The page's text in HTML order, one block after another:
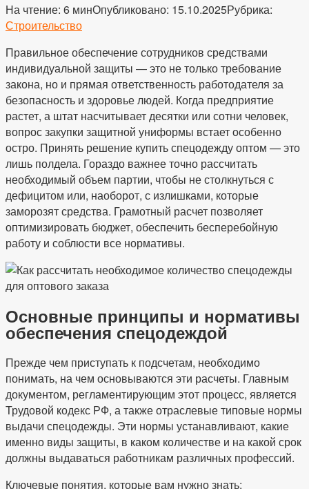
На чтение: 6 минОпубликовано: 15.10.2025Рубрика:
Строительство
Правильное обеспечение сотрудников средствами
индивидуальной защиты — это не только требование
закона, но и прямая ответственность работодателя за
безопасность и здоровье людей. Когда предприятие
растет, а штат насчитывает десятки или сотни человек,
вопрос закупки защитной униформы встает особенно
остро. Принять решение купить спецодежду оптом — это
лишь полдела. Гораздо важнее точно рассчитать
необходимый объем партии, чтобы не столкнуться с
дефицитом или, наоборот, с излишками, которые
заморозят средства. Грамотный расчет позволяет
оптимизировать бюджет, обеспечить бесперебойную
работу и соблюсти все нормативы.
Основные принципы и нормативы
обеспечения спецодеждой
Прежде чем приступать к подсчетам, необходимо
понимать, на чем основываются эти расчеты. Главным
документом, регламентирующим этот процесс, является
Трудовой кодекс РФ, а также отраслевые типовые нормы
выдачи спецодежды. Эти нормы устанавливают, какие
именно виды защиты, в каком количестве и на какой срок
должны выдаваться работникам различных профессий.
Ключевые понятия, которые вам нужно знать: